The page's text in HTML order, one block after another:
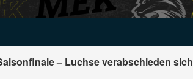
– Luchse verabschieden